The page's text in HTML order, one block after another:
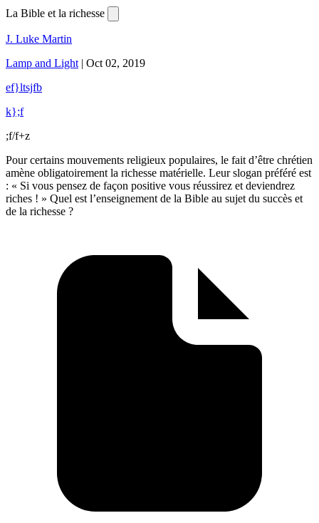
La Bible et la richesse
J. Luke Martin
Lamp and Light | Oct 02, 2019
ef}ltsjfb
k};f
;f/f+z
Pour certains mouvements religieux populaires, le fait d’être chrétien
amène obligatoirement la richesse matérielle. Leur slogan préféré est
: « Si vous pensez de façon positive vous réussirez et deviendrez
riches ! » Quel est l’enseignement de la Bible au sujet du succès et
de la richesse ?